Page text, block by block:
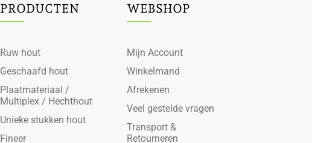
PRODUCTEN
Ruw hout
Geschaafd hout
Plaatmateriaal /
Multiplex / Hechthout
Unieke stukken hout
Fineer
WEBSHOP
Mijn Account
Winkelmand
Afrekenen
Veel gestelde vragen
Transport &
Retourneren